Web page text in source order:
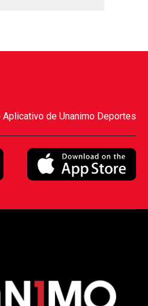
Aplicativo de Unanimo Deportes